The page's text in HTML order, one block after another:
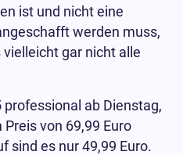
ist und nicht eine
werden muss,
gar nicht alle
professional ab Dienstag,
von 69,99 Euro
sind es nur 49,99 Euro.